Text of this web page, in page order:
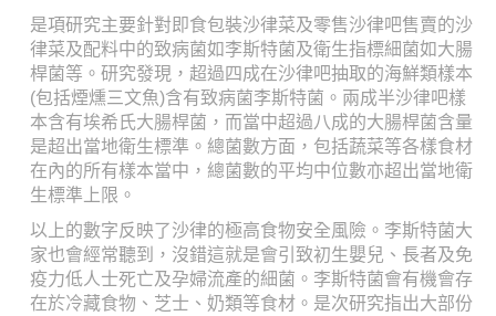
是項研究主要針對即食包裝沙律菜及零售沙律吧售賣的沙
律菜及配料中的致病菌如李斯特菌及衛生指標細菌如大腸
桿菌等。研究發現，超過四成在沙律吧抽取的海鮮類樣本
(包括煙燻三文魚)含有致病菌李斯特菌。兩成半沙律吧樣
本含有埃希氏大腸桿菌，而當中超過八成的大腸桿菌含量
是超出當地衛生標準。總菌數方面，包括蔬菜等各樣食材
在內的所有樣本當中，總菌數的平均中位數亦超出當地衛
生標準上限。
以上的數字反映了沙律的極高食物安全風險。李斯特菌大
家也會經常聽到，沒錯這就是會引致初生嬰兒、長者及免
疫力低人士死亡及孕婦流產的細菌。李斯特菌會有機會存
在於冷藏食物、芝士、奶類等食材。是次研究指出大部份